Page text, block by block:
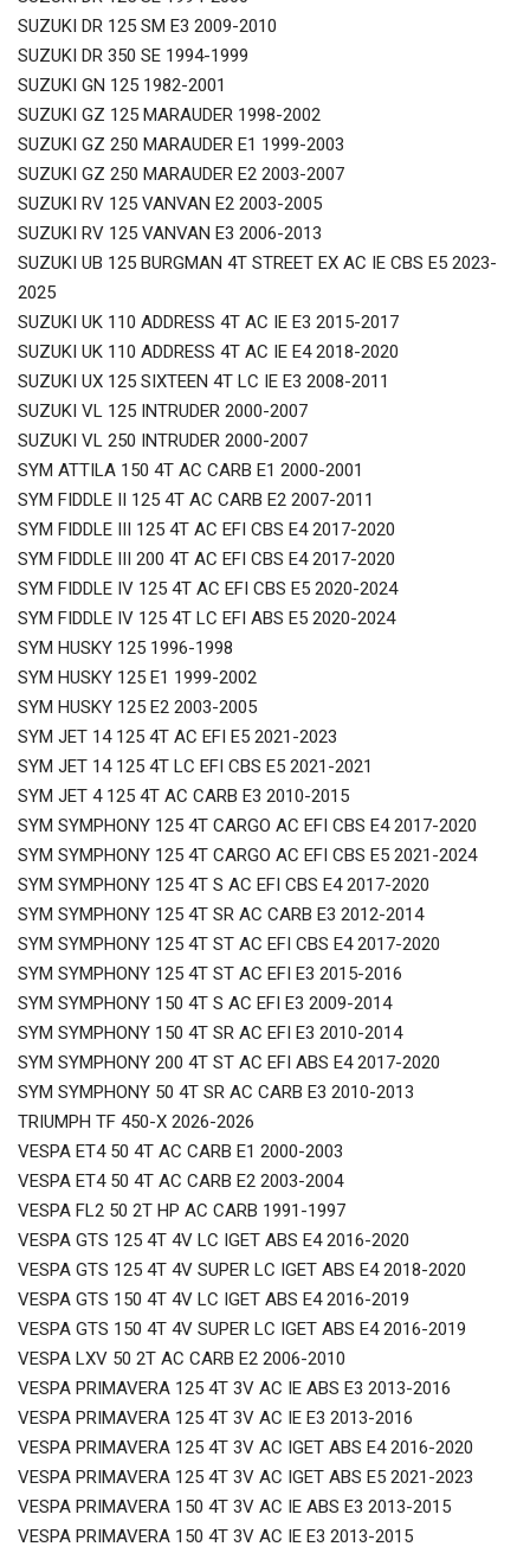
SUZUKI DR 125 SM E3 2009-2010
SUZUKI DR 350 SE 1994-1999
SUZUKI GN 125 1982-2001
SUZUKI GZ 125 MARAUDER 1998-2002
SUZUKI GZ 250 MARAUDER E1 1999-2003
SUZUKI GZ 250 MARAUDER E2 2003-2007
SUZUKI RV 125 VANVAN E2 2003-2005
SUZUKI RV 125 VANVAN E3 2006-2013
SUZUKI UB 125 BURGMAN 4T STREET EX AC IE CBS E5 2023-
2025
SUZUKI UK 110 ADDRESS 4T AC IE E3 2015-2017
SUZUKI UK 110 ADDRESS 4T AC IE E4 2018-2020
SUZUKI UX 125 SIXTEEN 4T LC IE E3 2008-2011
SUZUKI VL 125 INTRUDER 2000-2007
SUZUKI VL 250 INTRUDER 2000-2007
SYM ATTILA 150 4T AC CARB E1 2000-2001
SYM FIDDLE II 125 4T AC CARB E2 2007-2011
SYM FIDDLE III 125 4T AC EFI CBS E4 2017-2020
SYM FIDDLE III 200 4T AC EFI CBS E4 2017-2020
SYM FIDDLE IV 125 4T AC EFI CBS E5 2020-2024
SYM FIDDLE IV 125 4T LC EFI ABS E5 2020-2024
SYM HUSKY 125 1996-1998
SYM HUSKY 125 E1 1999-2002
SYM HUSKY 125 E2 2003-2005
SYM JET 14 125 4T AC EFI E5 2021-2023
SYM JET 14 125 4T LC EFI CBS E5 2021-2021
SYM JET 4 125 4T AC CARB E3 2010-2015
SYM SYMPHONY 125 4T CARGO AC EFI CBS E4 2017-2020
SYM SYMPHONY 125 4T CARGO AC EFI CBS E5 2021-2024
SYM SYMPHONY 125 4T S AC EFI CBS E4 2017-2020
SYM SYMPHONY 125 4T SR AC CARB E3 2012-2014
SYM SYMPHONY 125 4T ST AC EFI CBS E4 2017-2020
SYM SYMPHONY 125 4T ST AC EFI E3 2015-2016
SYM SYMPHONY 150 4T S AC EFI E3 2009-2014
SYM SYMPHONY 150 4T SR AC EFI E3 2010-2014
SYM SYMPHONY 200 4T ST AC EFI ABS E4 2017-2020
SYM SYMPHONY 50 4T SR AC CARB E3 2010-2013
TRIUMPH TF 450-X 2026-2026
VESPA ET4 50 4T AC CARB E1 2000-2003
VESPA ET4 50 4T AC CARB E2 2003-2004
VESPA FL2 50 2T HP AC CARB 1991-1997
VESPA GTS 125 4T 4V LC IGET ABS E4 2016-2020
VESPA GTS 125 4T 4V SUPER LC IGET ABS E4 2018-2020
VESPA GTS 150 4T 4V LC IGET ABS E4 2016-2019
VESPA GTS 150 4T 4V SUPER LC IGET ABS E4 2016-2019
VESPA LXV 50 2T AC CARB E2 2006-2010
VESPA PRIMAVERA 125 4T 3V AC IE ABS E3 2013-2016
VESPA PRIMAVERA 125 4T 3V AC IE E3 2013-2016
VESPA PRIMAVERA 125 4T 3V AC IGET ABS E4 2016-2020
VESPA PRIMAVERA 125 4T 3V AC IGET ABS E5 2021-2023
VESPA PRIMAVERA 150 4T 3V AC IE ABS E3 2013-2015
VESPA PRIMAVERA 150 4T 3V AC IE E3 2013-2015